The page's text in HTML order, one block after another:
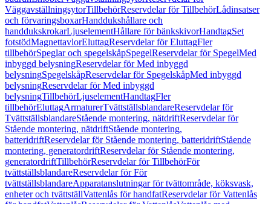
VäggavställningsytorTillbehörReservdelar för TillbehörLådinsatser
och förvaringsboxarHanddukshållare och
handdukskrokarLjuselementHållare för bänkskivorHandtagSet
fotstödMagnettavlorEluttagReservdelar för EluttagFler
tillbehörSpeglar och spegelskåpSpegelReservdelar för SpegelMed
inbyggd belysningReservdelar för Med inbyggd
belysningSpegelskåpReservdelar för SpegelskåpMed inbyggd
belysningReservdelar för Med inbyggd
belysningTillbehörLjuselementHandtagFler
tillbehörEluttagArmaturerTvättställsblandareReservdelar för
TvättställsblandareStående montering, nätdriftReservdelar för
Stående montering, nätdriftStående montering,
batteridriftReservdelar för Stående montering, batteridriftStående
montering, generatordriftReservdelar för Stående montering,
generatordriftTillbehörReservdelar för TillbehörFör
tvättställsblandareReservdelar för För
tvättställsblandareApparatanslutningar för tvättområde, köksvask,
enheter och tvättställVattenlås för handfatReservdelar för Vattenlås